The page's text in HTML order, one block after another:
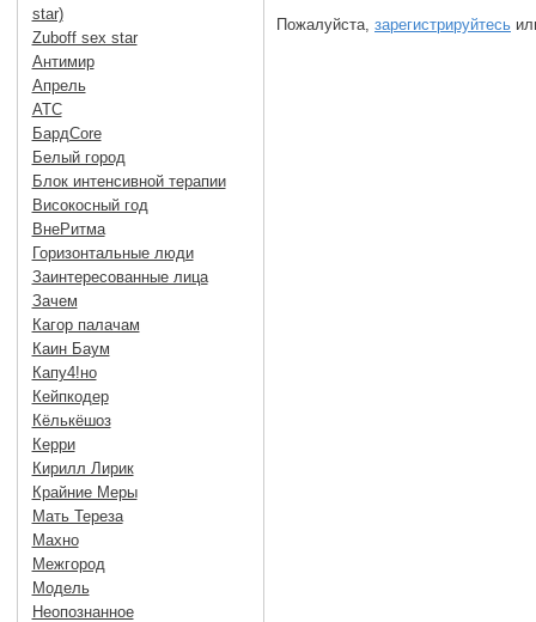
Пожалуйста, зарегистрируйтесь
star)
Zuboff sex star
Антимир
Апрель
АТС
БардCore
Белый город
Блок интенсивной терапии
Високосный год
ВнеРитма
Горизонтальные люди
Заинтересованные лица
Зачем
Кагор палачам
Каин Баум
Капу4!но
Кейпкодер
Кёлькёшоз
Керри
Кирилл Лирик
Крайние Меры
Мать Тереза
Махно
Межгород
Модель
Неопознанное